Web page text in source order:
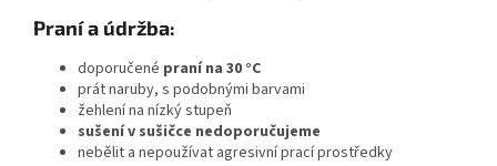
Praní a údržba:
doporučené praní na 30 °C
prát naruby, s podobnými barvami
žehlení na nízký stupeň
sušení v sušičce nedoporučujeme
nebělit a nepoužívat agresivní prací prostředky